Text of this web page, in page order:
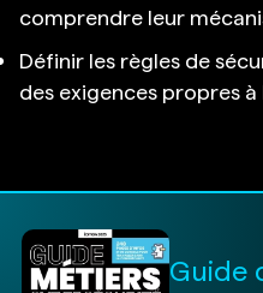
comprendre leur
Définir les règles de
des exigences propres à
Guide